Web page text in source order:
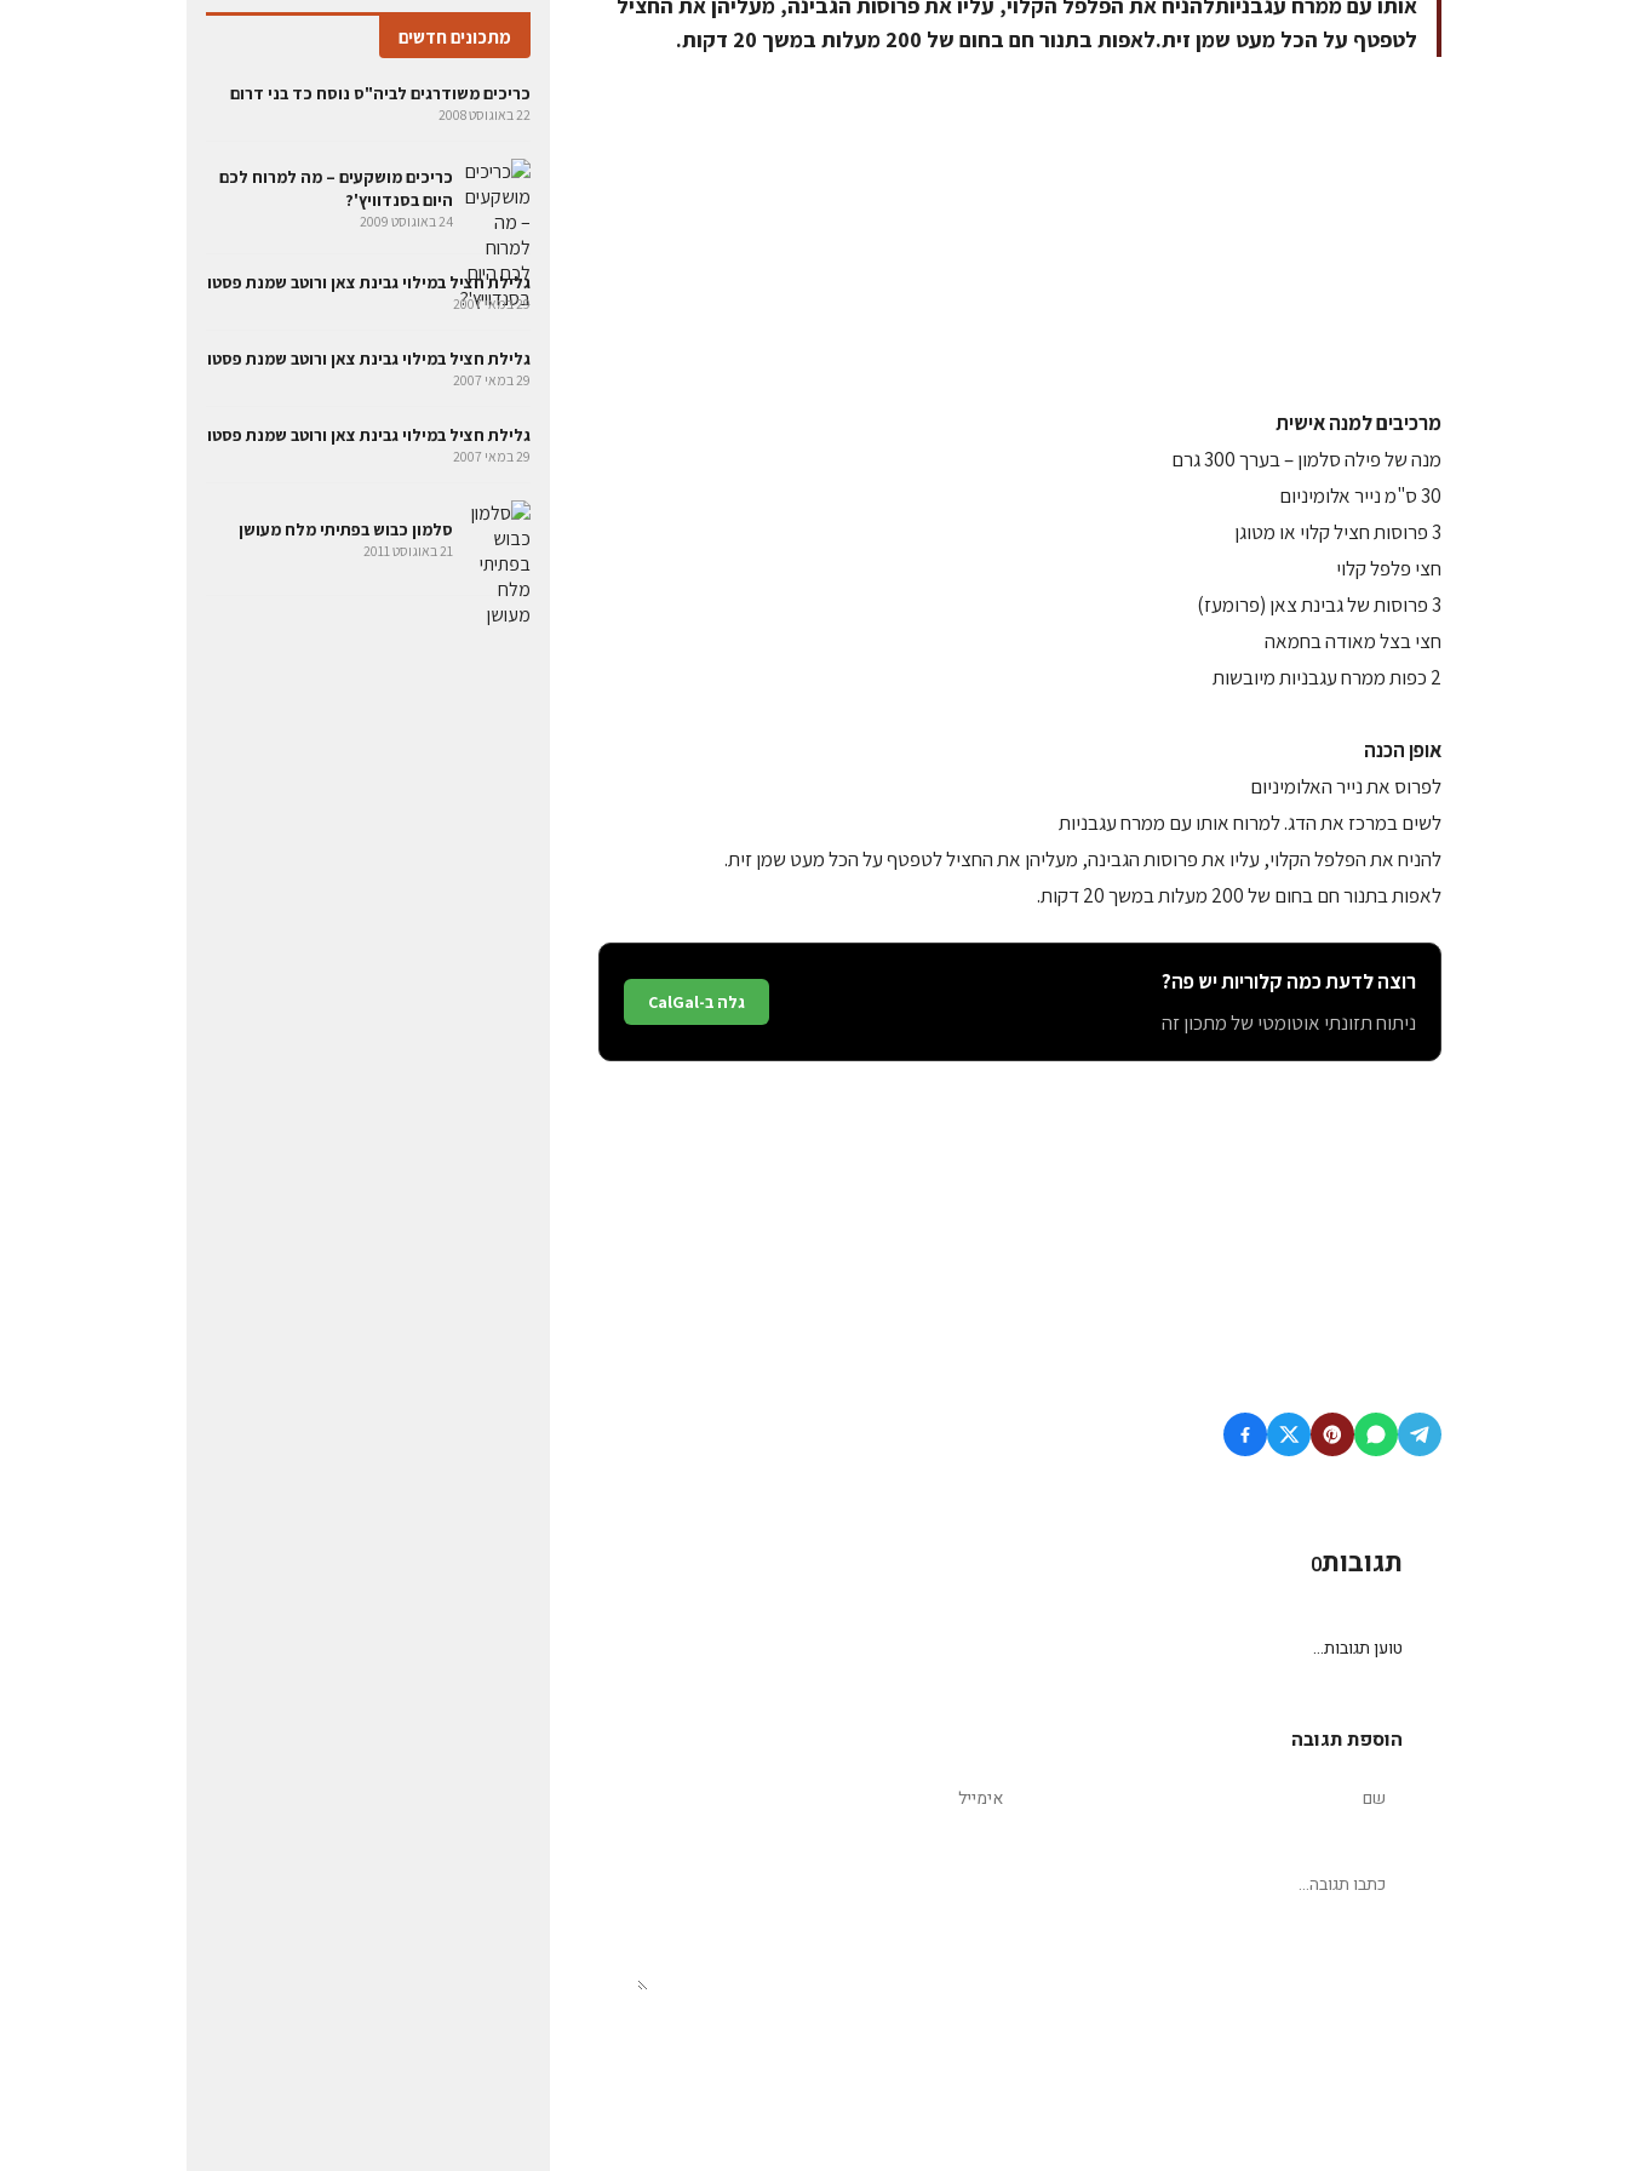
לטפטף על הכל מעט שמן זית.לאפות בתנור חם בחום של 200 מעלות במשך 20 דקות.
מרכיבים למנה אישית
מנה של פילה סלמון – בערך 300 גרם
30 ס"מ נייר אלומיניום
3 פרוסות חציל קלוי או מטוגן
חצי פלפל קלוי
3 פרוסות של גבינת צאן (פרומעז)
חצי בצל מאודה בחמאה
2 כפות ממרח עגבניות מיובשות
אופן הכנה
לפרוס את נייר האלומיניום
לשים במרכז את הדג. למרוח אותו עם ממרח עגבניות
להניח את הפלפל הקלוי, עליו את פרוסות הגבינה, מעליהן את החציל לטפטף על הכל מעט שמן זית.
לאפות בתנור חם בחום של 200 מעלות במשך 20 דקות.
רוצה לדעת כמה קלוריות יש פה?
ניתוח תזונתי אוטומטי של מתכון זה
גלה ב-CalGal
תגובות0
טוען תגובות...
הוספת תגובה
מתכונים חדשים
כריכים משודרגים לביה"ס נוסח כד בני דרום
22 באוגוסט 2008
כריכים מושקעים – מה למרוח לכם
היום בסנדוויץ'?
24 באוגוסט 2009
גלילת חציל במילוי גבינת צאן ורוטב שמנת פסטו
29 במאי 2007
גלילת חציל במילוי גבינת צאן ורוטב שמנת פסטו
29 במאי 2007
גלילת חציל במילוי גבינת צאן ורוטב שמנת פסטו
29 במאי 2007
סלמון כבוש בפתיתי מלח מעושן
21 באוגוסט 2011